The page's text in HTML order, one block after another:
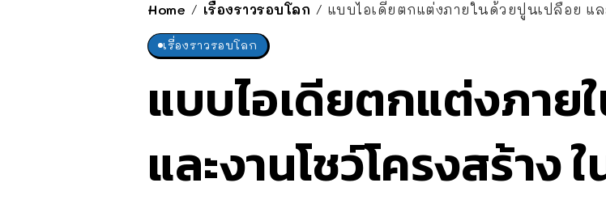
Home / เรื่องราวรอบโลก / แบบไอเดียตกแต่งภายในด้วยปูนเปลือย แ
เรื่องราวรอบโลก
แบบไอเดียตกแต่งภาย
และงานโชว์โครงสร้าง